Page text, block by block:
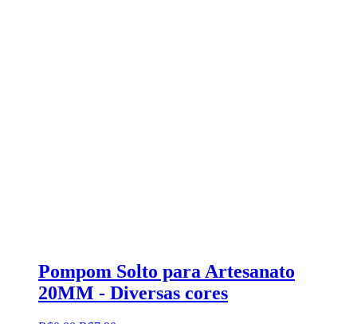
Pompom Solto para Artesanato
20MM - Diversas cores